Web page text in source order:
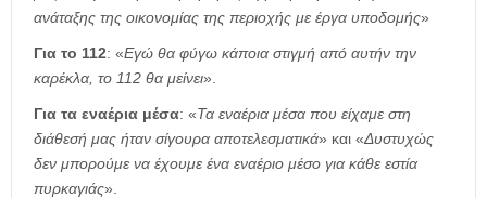
ανάταξης της οικονομίας της περιοχής με έργα υποδομής»
Για το 112: «Εγώ θα φύγω κάποια στιγμή από αυτήν την
καρέκλα, το 112 θα μείνει».
Για τα εναέρια μέσα: «Τα εναέρια μέσα που είχαμε στη
διάθεσή μας ήταν σίγουρα αποτελεσματικά» και «Δυστυχώς
δεν μπορούμε να έχουμε ένα εναέριο μέσο για κάθε εστία
πυρκαγιάς».